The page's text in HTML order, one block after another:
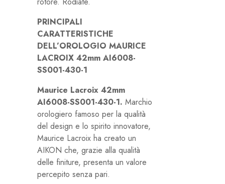
PRINCIPALI
CARATTERISTICHE
DELL’OROLOGIO MAURICE
LACROIX 42mm AI6008-
SS001-430-1
Maurice Lacroix 42mm
AI6008-SS001-430-1. Marchio
orologiero famoso per la qualità
del design e lo spirito innovatore,
Maurice Lacroix ha creato un
AIKON che, grazie alla qualità
delle finiture, presenta un valore
percepito senza pari.